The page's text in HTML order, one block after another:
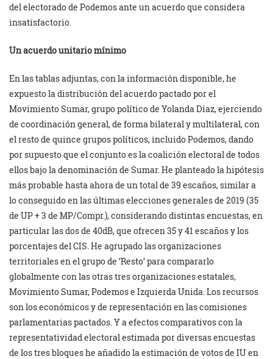
del electorado de Podemos ante un acuerdo que considera
insatisfactorio.
Un acuerdo unitario mínimo
En las tablas adjuntas, con la información disponible, he
expuesto la distribución del acuerdo pactado por el
Movimiento Sumar, grupo político de Yolanda Díaz, ejerciendo
de coordinación general, de forma bilateral y multilateral, con
el resto de quince grupos políticos, incluido Podemos, dando
por supuesto que el conjunto es la coalición electoral de todos
ellos bajo la denominación de Sumar. He planteado la hipótesis
más probable hasta ahora de un total de 39 escaños, similar a
lo conseguido en las últimas elecciones generales de 2019 (35
de UP + 3 de MP/Compr.), considerando distintas encuestas, en
particular las dos de 40dB, que ofrecen 35 y 41 escaños y los
porcentajes del CIS. He agrupado las organizaciones
territoriales en el grupo de ’Resto’ para compararlo
globalmente con las otras tres organizaciones estatales,
Movimiento Sumar, Podemos e Izquierda Unida. Los recursos
son los económicos y de representación en las comisiones
parlamentarias pactados. Y a efectos comparativos con la
representatividad electoral estimada por diversas encuestas
de los tres bloques he añadido la estimación de votos de IU en